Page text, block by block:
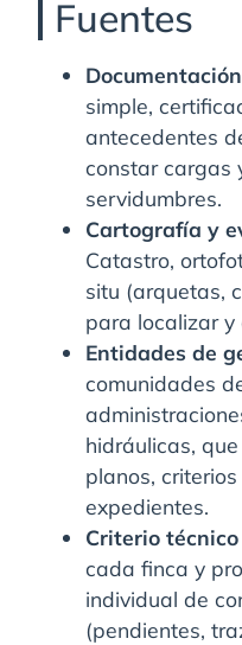
Fuentes
simple,
antecedentes
constar cargas
servidumbres.
Cartografía y
Catastro,
situ (arquetas,
para localizar y
Entidades de
comunidades
hidráulicas,
planos,
expedientes.
Criterio
cada finca y
individual de
(pendientes,